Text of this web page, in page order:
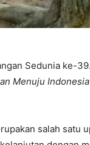
Sedunia ke-
Menuju
salah satu